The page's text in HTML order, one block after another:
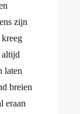
heb
zijn
altijd
laten